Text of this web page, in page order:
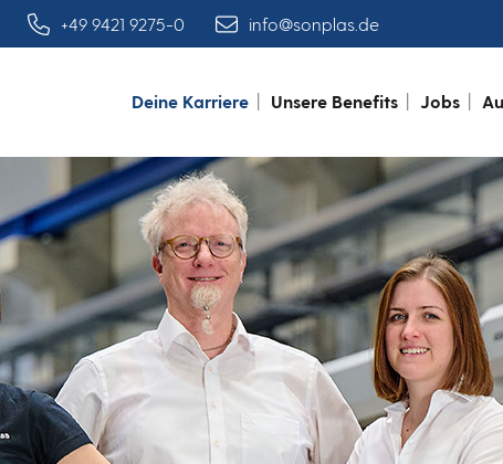
+49 9421 9275-0 info@sonplas.de
Deine Karriere Unsere Benefits Jobs